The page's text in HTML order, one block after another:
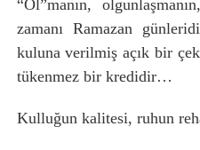
“Ol”manın,
zamanı Ramazan
kuluna verilmiş açık bir
tükenmez bir kredidir…
Kulluğun kalitesi, ruhun